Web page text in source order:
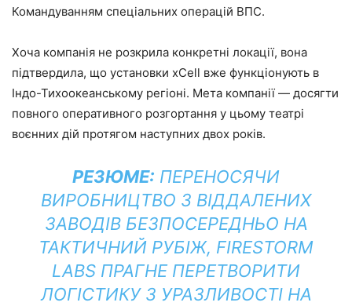
Командуванням спеціальних операцій ВПС.
Хоча компанія не розкрила конкретні локації, вона
підтвердила, що установки xCell вже функціонують в
Індо-Тихоокеанському регіоні. Мета компанії — досягти
повного оперативного розгортання у цьому театрі
воєнних дій протягом наступних двох років.
РЕЗЮМЕ: ПЕРЕНОСЯЧИ
ВИРОБНИЦТВО З ВІДДАЛЕНИХ
ЗАВОДІВ БЕЗПОСЕРЕДНЬО НА
ТАКТИЧНИЙ РУБІЖ, FIRESTORM
LABS ПРАГНЕ ПЕРЕТВОРИТИ
ЛОГІСТИКУ З УРАЗЛИВОСТІ НА